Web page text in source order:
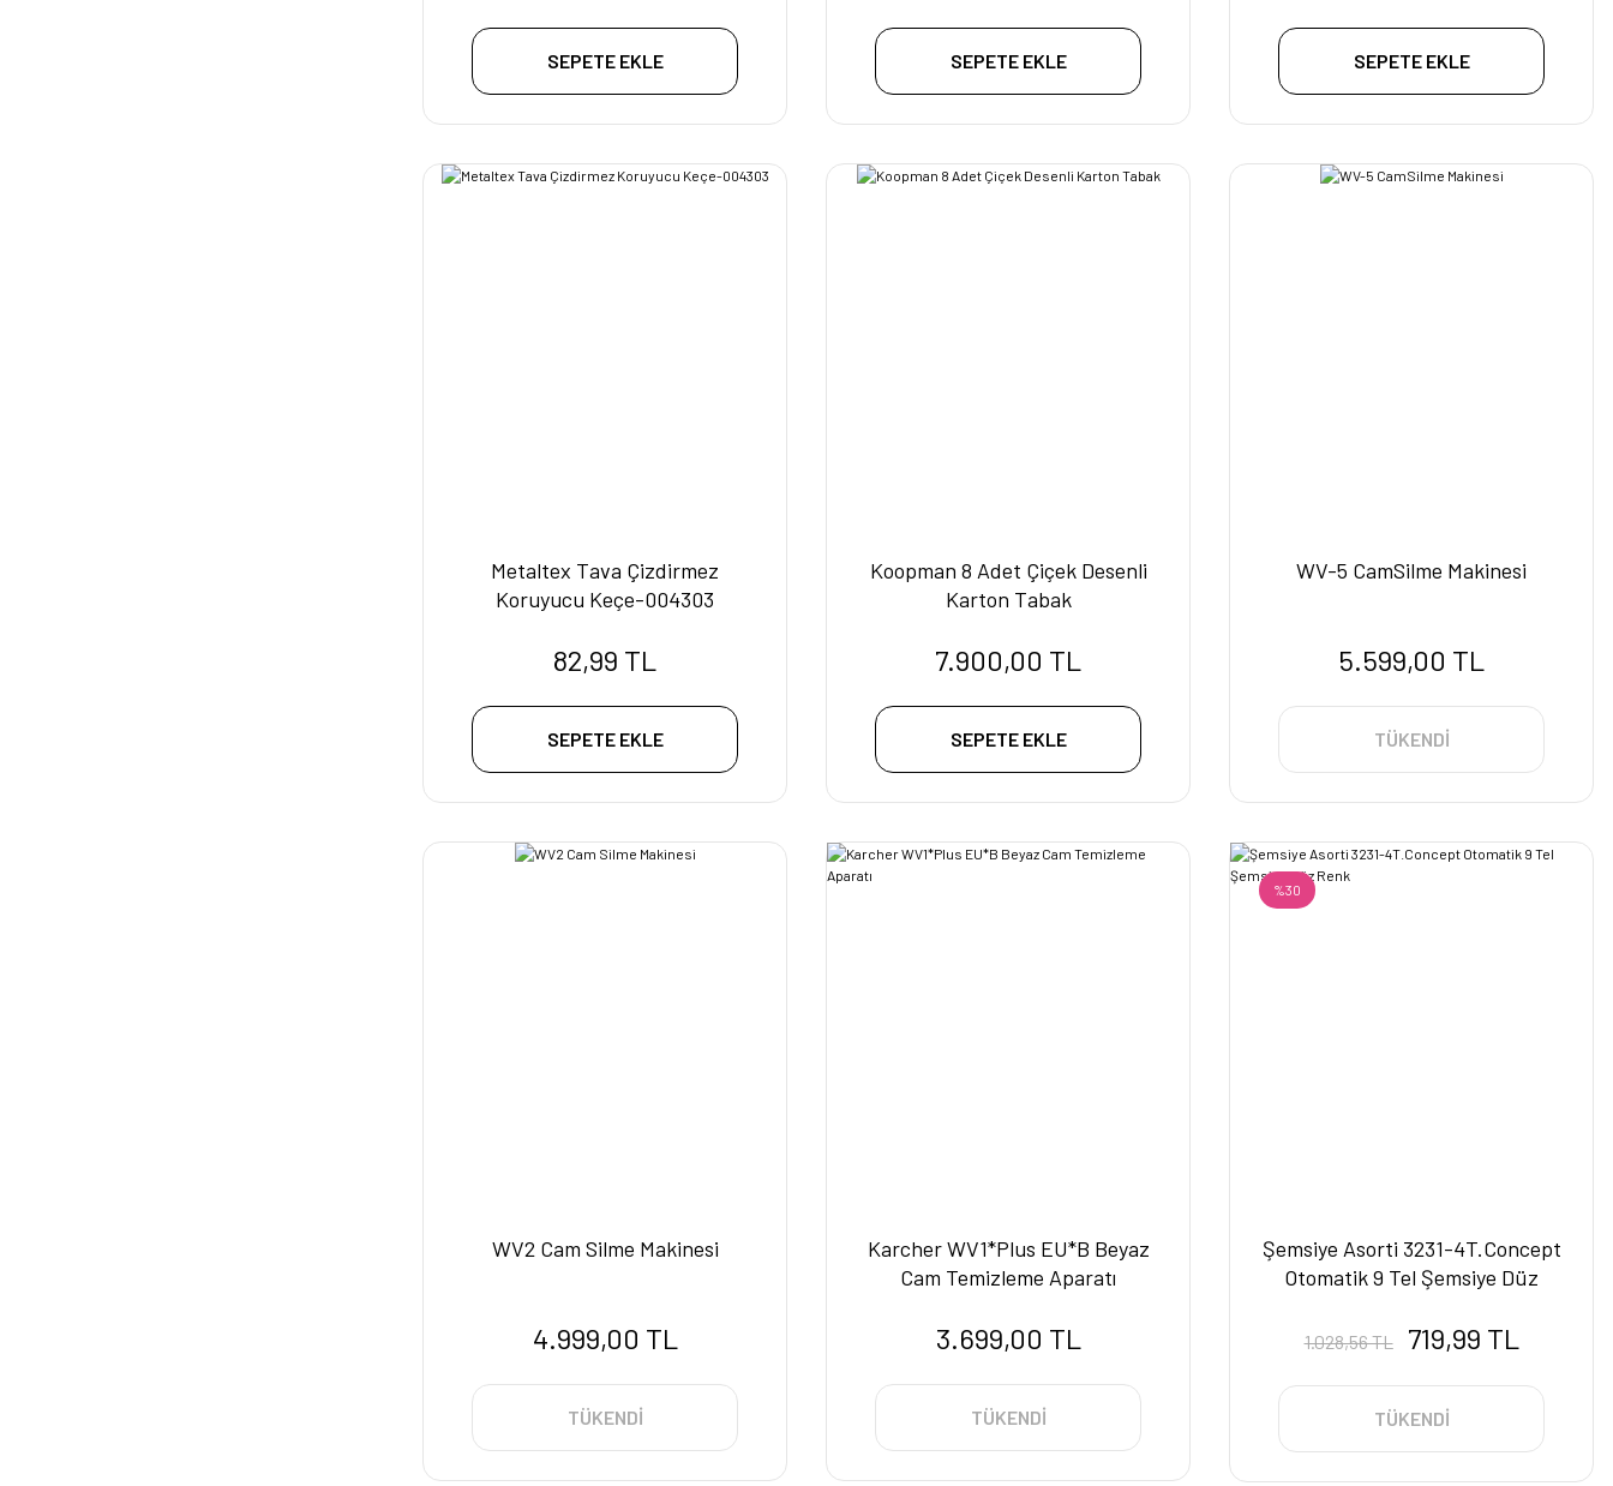
SEPETE EKLE SEPETE EKLE SEPETE EKLE
Metaltex Tava Çizdirmez
Koruyucu Keçe-004303
82,99 TL
SEPETE EKLE
Koopman 8 Adet Çiçek Desenli
Karton Tabak
7.900,00 TL
SEPETE EKLE
WV-5 CamSilme Makinesi
5.599,00 TL
TÜKENDİ
WV2 Cam Silme Makinesi
4.999,00 TL
TÜKENDİ
Karcher WV1*Plus EU*B Beyaz
Cam Temizleme Aparatı
3.699,00 TL
TÜKENDİ
%30
Şemsiye Asorti 3231-4T.Concept
Otomatik 9 Tel Şemsiye Düz
1.028,56 TL 719,99 TL
TÜKENDİ